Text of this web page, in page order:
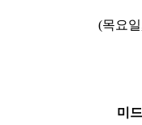
(목요
미